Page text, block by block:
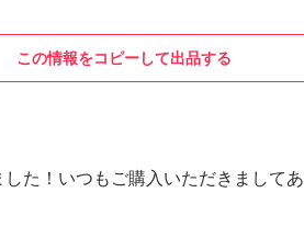
この情報をコピーして出品する
た！いつもご購入いただきまして